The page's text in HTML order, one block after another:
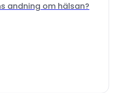
andning om hälsan?